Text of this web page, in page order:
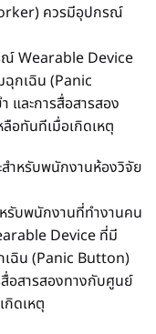
ควรมีอุปกรณ์
Wearable Device
กเฉิน (Panic
และการสื่อสารสอง
อทันทีเมื่อเกิดเหตุ
ำหรับพนักงานห้องวิจัย
รับพนักงานที่ทำงานคน
Device ที่มี
ฉิน (Panic Button)
อสารสองทางกับศูนย์
กิดเหตุ